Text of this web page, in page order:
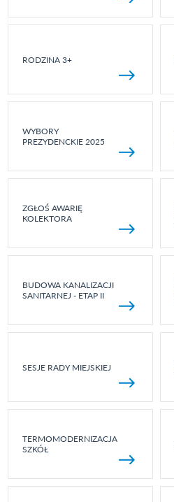
RODZINA 3+
WYBORY
PREZYDENCKIE 2025
ZGŁOŚ AWARIĘ
KOLEKTORA
BUDOWA KANALIZACJI
SANITARNEJ - ETAP II
SESJE RADY MIEJSKIEJ
TERMOMODERNIZACJA
SZKÓŁ